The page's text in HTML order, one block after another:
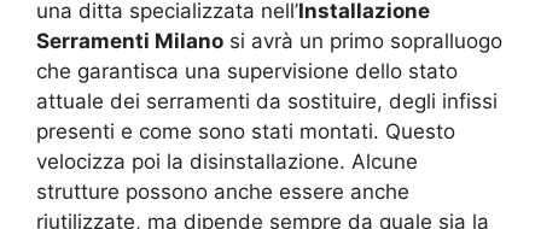
una ditta specializzata nell’Installazione
Serramenti Milano si avrà un primo sopralluogo
che garantisca una supervisione dello stato
attuale dei serramenti da sostituire, degli infissi
presenti e come sono stati montati. Questo
velocizza poi la disinstallazione. Alcune
strutture possono anche essere anche
riutilizzate, ma dipende sempre da quale sia la